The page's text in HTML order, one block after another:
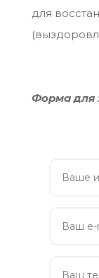
для
Форма для